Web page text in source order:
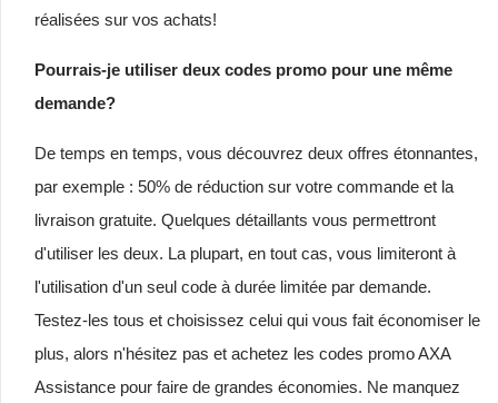
réalisées sur vos achats!
Pourrais-je utiliser deux codes promo pour une même
demande?
De temps en temps, vous découvrez deux offres étonnantes,
par exemple : 50% de réduction sur votre commande et la
livraison gratuite. Quelques détaillants vous permettront
d'utiliser les deux. La plupart, en tout cas, vous limiteront à
l'utilisation d'un seul code à durée limitée par demande.
Testez-les tous et choisissez celui qui vous fait économiser le
plus, alors n'hésitez pas et achetez les codes promo AXA
Assistance pour faire de grandes économies. Ne manquez